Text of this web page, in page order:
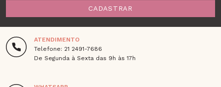
CADASTRAR
ATENDIMENTO
Telefone: 21 2491-7686
De Segunda à Sexta das 9h às 17h